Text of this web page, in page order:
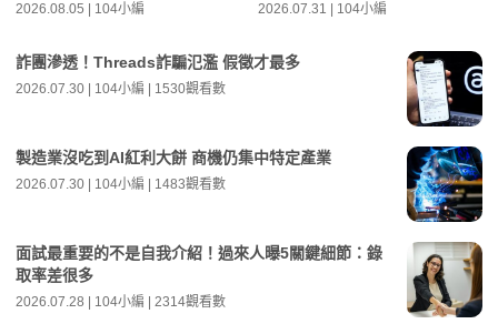
2026.08.05 | 104小編 2026.07.31 | 104小編
詐團滲透！Threads詐騙氾濫 假徵才最多
2026.07.30 | 104小編 | 1530觀看數
製造業沒吃到AI紅利大餅 商機仍集中特定產業
2026.07.30 | 104小編 | 1483觀看數
面試最重要的不是自我介紹！過來人曝5關鍵細節：錄
取率差很多
2026.07.28 | 104小編 | 2314觀看數